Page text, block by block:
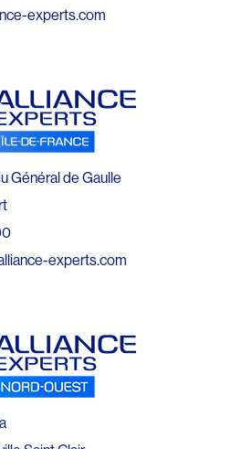
experts.com
Général de Gaulle
experts.com